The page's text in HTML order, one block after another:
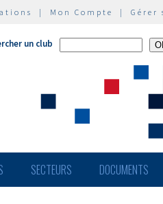
| Mon Compte | Gérer
un club
SECTEURS DOCUMENTS